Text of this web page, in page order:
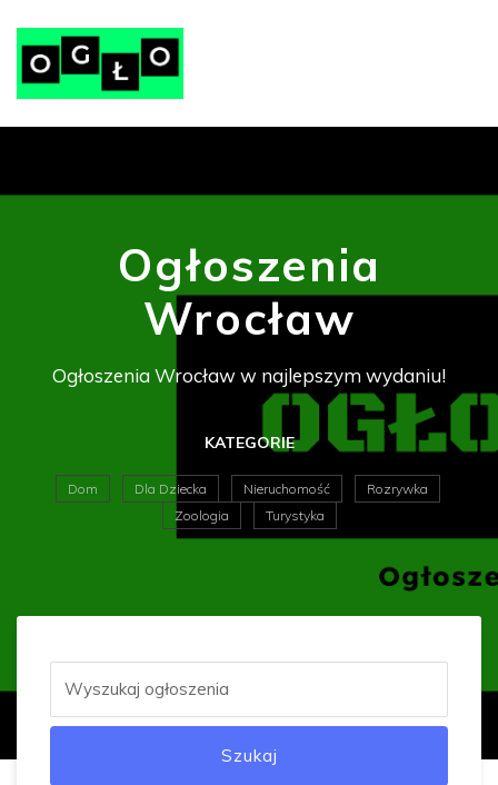
Ogłoszenia
Wrocław
Ogłoszenia Wrocław w najlepszym wydaniu!
KATEGORIE
Dom Dla Dziecka Nieruchomość
Rozrywka
Zoologia
Turystyka
Szukaj